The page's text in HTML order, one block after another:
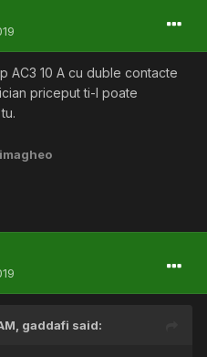
AC3 10 A cu duble contacte
priceput ti-l poate
gaddafi said: